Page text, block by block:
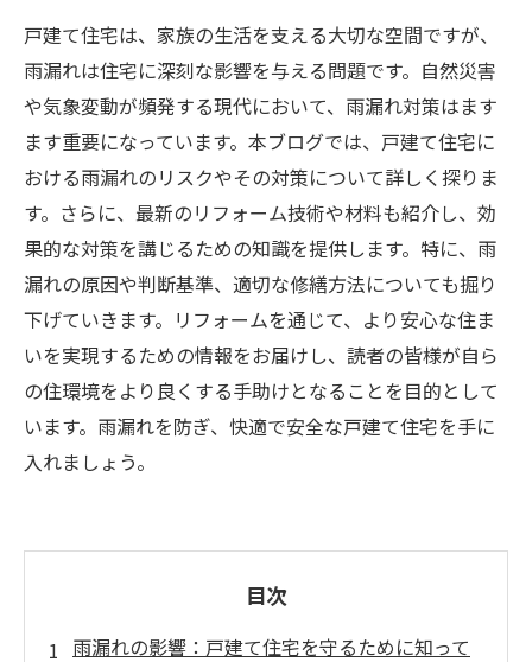
戸建て住宅は、家族の生活を支える大切な空間ですが、
雨漏れは住宅に深刻な影響を与える問題です。自然災害
や気象変動が頻発する現代において、雨漏れ対策はます
ます重要になっています。本ブログでは、戸建て住宅に
おける雨漏れのリスクやその対策について詳しく探りま
す。さらに、最新のリフォーム技術や材料も紹介し、効
果的な対策を講じるための知識を提供します。特に、雨
漏れの原因や判断基準、適切な修繕方法についても掘り
下げていきます。リフォームを通じて、より安心な住ま
いを実現するための情報をお届けし、読者の皆様が自ら
の住環境をより良くする手助けとなることを目的として
います。雨漏れを防ぎ、快適で安全な戸建て住宅を手に
入れましょう。
目次
雨漏れの影響：戸建て住宅を守るために知って